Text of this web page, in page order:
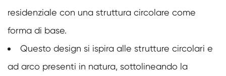
residenziale con una struttura circolare come
forma di base.
Questo design si ispira alle strutture circolari e
ad arco presenti in natura, sottolineando la